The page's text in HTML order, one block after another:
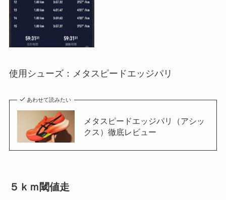
使用シューズ：メタスピードエッジパリ
あわせて読みたい
メタスピードエッジパリ（アシッ
クス）徹底レビュー
５ｋｍ閾値走